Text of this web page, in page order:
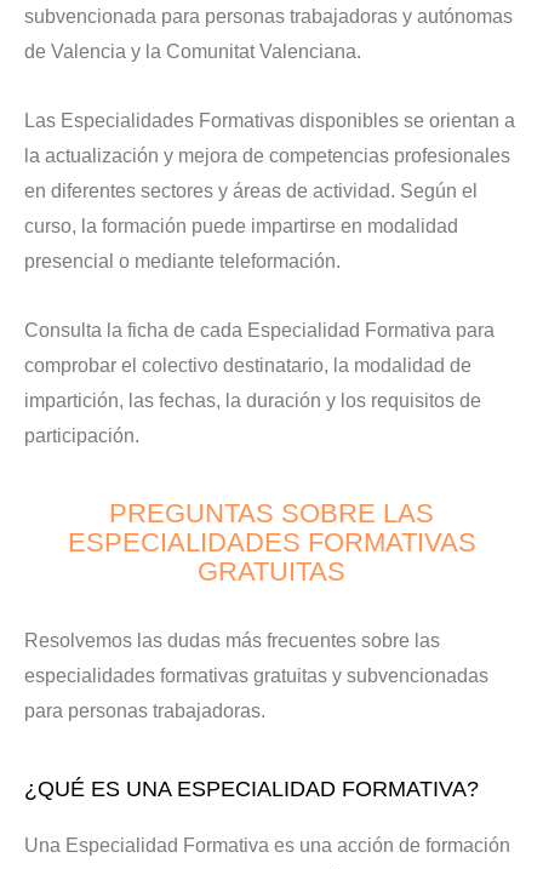
subvencionada para personas trabajadoras y autónomas
de Valencia y la Comunitat Valenciana.
Las Especialidades Formativas disponibles se orientan a
la actualización y mejora de competencias profesionales
en diferentes sectores y áreas de actividad. Según el
curso, la formación puede impartirse en modalidad
presencial o mediante teleformación.
Consulta la ficha de cada Especialidad Formativa para
comprobar el colectivo destinatario, la modalidad de
impartición, las fechas, la duración y los requisitos de
participación.
PREGUNTAS SOBRE LAS
ESPECIALIDADES FORMATIVAS
GRATUITAS
Resolvemos las dudas más frecuentes sobre las
especialidades formativas gratuitas y subvencionadas
para personas trabajadoras.
¿QUÉ ES UNA ESPECIALIDAD FORMATIVA?
Una Especialidad Formativa es una acción de formación